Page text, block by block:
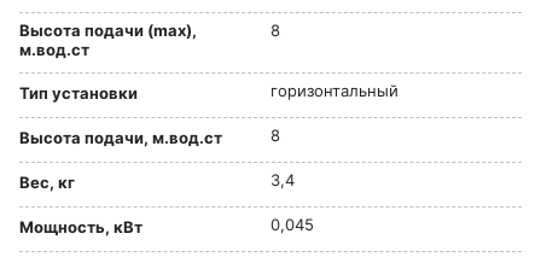
Высота подачи (max),
м.вод.ст
8
Тип установки горизонтальный
Высота подачи, м.вод.ст 8
Вес, кг 3,4
Мощность, кВт 0,045